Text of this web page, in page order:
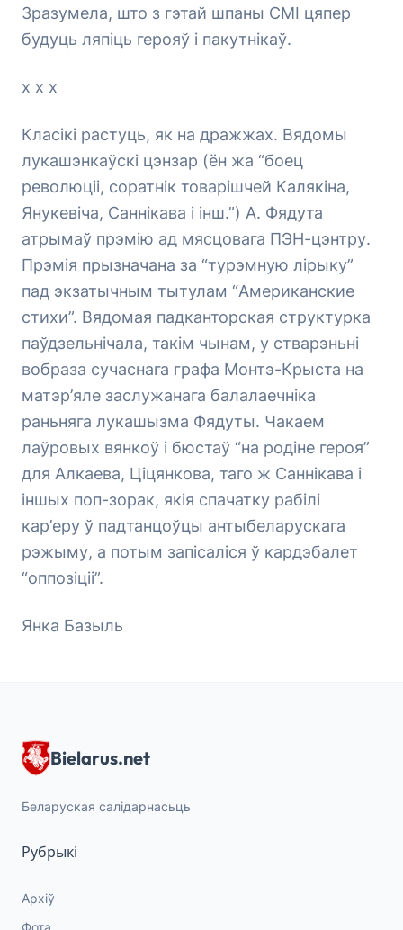
Зразумела, што з гэтай шпаны СМІ цяпер
будуць ляпіць герояў і пакутнікаў.
х х х
Класікі растуць, як на дражжах. Вядомы
лукашэнкаўскі цэнзар (ён жа “боец
революціі, соратнік товарішчей Калякіна,
Янукевіча, Саннікава і інш.”) А. Фядута
атрымаў прэмію ад мясцовага ПЭН-цэнтру.
Прэмія прызначана за “турэмную лірыку”
пад экзатычным тытулам “Американские
стихи”. Вядомая падканторская структурка
паўдзельнічала, такім чынам, у стварэньні
вобраза сучаснага графа Монтэ-Крыста на
матэр’яле заслужанага балалаечніка
раньняга лукашызма Фядуты. Чакаем
лаўровых вянкоў і бюстаў “на родіне героя”
для Алкаева, Ціцянкова, таго ж Саннікава і
іншых поп-зорак, якія спачатку рабілі
кар’еру ў падтанцоўцы антыбеларускага
рэжыму, а потым запісаліся ў кардэбалет
“оппозіціі”.
Янка Базыль
Bielarus.net
Беларуская салідарнасьць
Рубрыкі
Архіў